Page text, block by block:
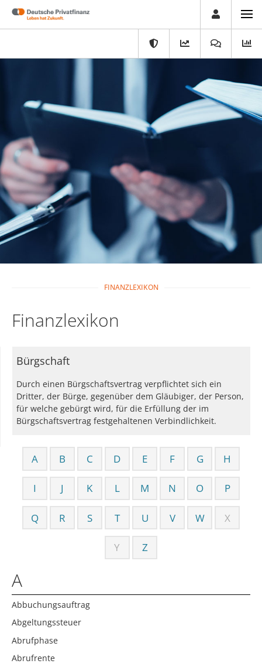
FINANZLEXIKON
Finanzlexikon
A B C D E F G H
I J K L M N O P
Q R S T U V W X
Y Z
A
Abbuchungsauftrag
Abgeltungssteuer
Abrufphase
Abrufrente
Bürgschaft
Durch einen Bürgschaftsvertrag verpflichtet sich ein
Dritter, der Bürge, gegenüber dem Gläubiger, der Person,
für welche gebürgt wird, für die Erfüllung der im
Bürgschaftsvertrag festgehaltenen Verbindlichkeit.